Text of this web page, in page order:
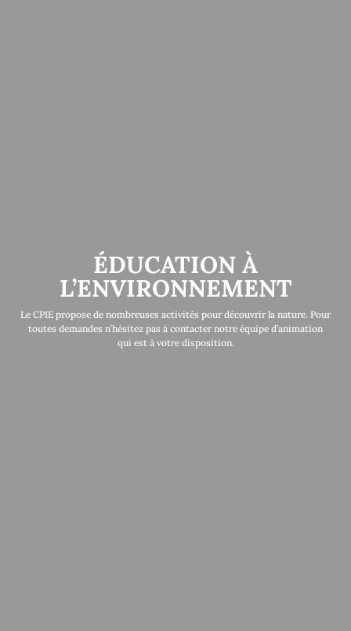
ÉDUCATION À
L’ENVIRONNEMENT
Le CPIE propose de nombreuses activités pour découvrir la nature. Pour
toutes demandes n’hésitez pas à contacter notre équipe d’animation
qui est à votre disposition.